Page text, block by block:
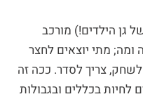
גן הילדים!) מורכב
ומה; מתי יוצאים לחצר
צריך לסדר. ככה זה
לחיות בכללים ובגבולות